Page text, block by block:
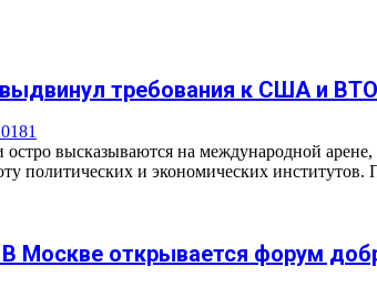
требования к США и ВТО
1
высказываются на международной
политических и экономических институтов.
Москве открывается форум